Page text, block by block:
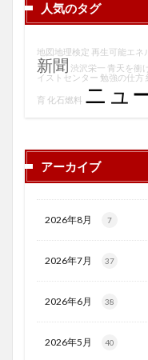
人気のタグ
地図地理検定 再生可能エネ
新聞 渋沢栄一 青天を衝
イストセンター 勉強の仕方
育 化石燃料 ニュ
アーカイブ
2026年8月 7
2026年7月 37
2026年6月 38
2026年5月 40